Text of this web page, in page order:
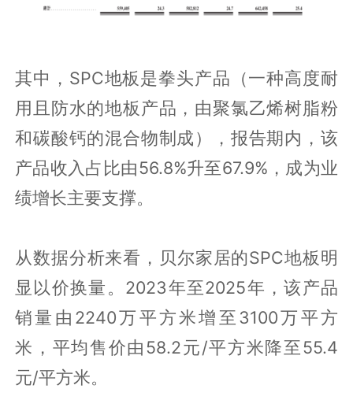
其中，SPC地板是拳头产品（一种高度耐
用且防水的地板产品，由聚氯乙烯树脂粉
和碳酸钙的混合物制成），报告期内，该
产品收入占比由56.8%升至67.9%，成为业
绩增长主要支撑。
从数据分析来看，贝尔家居的SPC地板明
显以价换量。2023年至2025年，该产品
销量由2240万平方米增至3100万平方
米，平均售价由58.2元/平方米降至55.4
元/平方米。